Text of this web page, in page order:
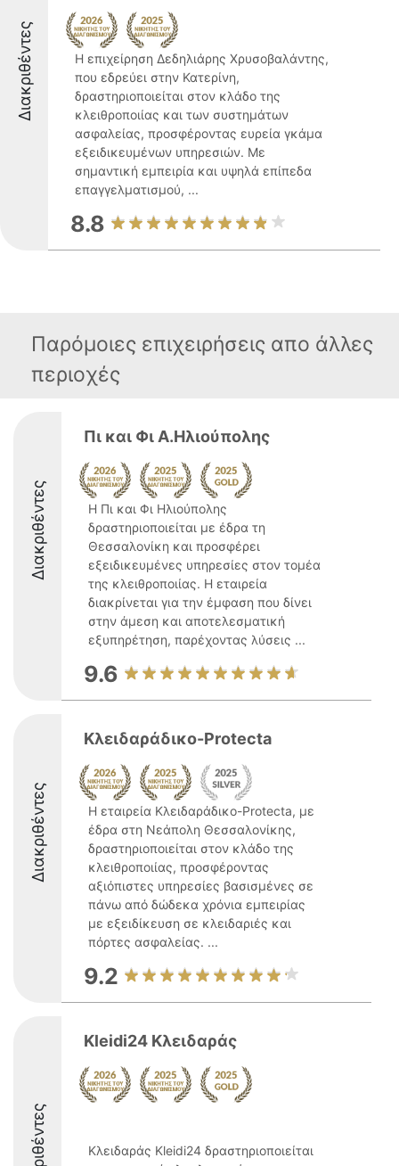
Διακριθέντες
Η επιχείρηση Δεδηλιάρης Χρυσοβαλάντης,
που εδρεύει στην Κατερίνη,
δραστηριοποιείται στον κλάδο της
κλειθροποιίας και των συστημάτων
ασφαλείας, προσφέροντας ευρεία γκάμα
εξειδικευμένων υπηρεσιών. Με
σημαντική εμπειρία και υψηλά επίπεδα
επαγγελματισμού, ...
8.8
Παρόμοιες επιχειρήσεις απο άλλες
περιοχές
Διακριθέντες
Πι και Φι Α.Ηλιούπολης
Η Πι και Φι Ηλιούπολης
δραστηριοποιείται με έδρα τη
Θεσσαλονίκη και προσφέρει
εξειδικευμένες υπηρεσίες στον τομέα
της κλειθροποιίας. Η εταιρεία
διακρίνεται για την έμφαση που δίνει
στην άμεση και αποτελεσματική
εξυπηρέτηση, παρέχοντας λύσεις ...
9.6
Διακριθέντες
Κλειδαράδικο-Protecta
Η εταιρεία Κλειδαράδικο-Protecta, με
έδρα στη Νεάπολη Θεσσαλονίκης,
δραστηριοποιείται στον κλάδο της
κλειθροποιίας, προσφέροντας
αξιόπιστες υπηρεσίες βασισμένες σε
πάνω από δώδεκα χρόνια εμπειρίας
με εξειδίκευση σε κλειδαριές και
πόρτες ασφαλείας. ...
9.2
Kleidi24 Κλειδαράς
Κλειδαράς Kleidi24 δραστηριοποιείται